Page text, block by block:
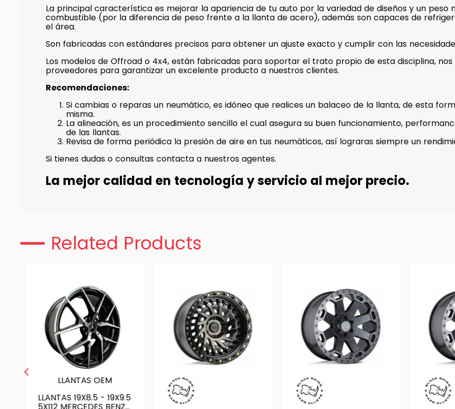
La principal característica es mejorar la apariencia de tu auto por la variedad de diseños y un peso
combustible (por la diferencia de peso frente a la llanta de acero), además son capaces de
el área.
Son fabricadas con estándares precisos para obtener un ajuste exacto y cumplir con las
Los modelos de Offroad o 4x4, están fabricadas para soportar el trato propio de esta disciplina,
proveedores para garantizar un excelente producto a nuestros clientes.
Recomendaciones:
Si cambias o reparas un neumático, es idóneo que realices un balaceo de la llanta, de esta
misma.
La alineación, es un procedimiento sencillo el cual asegura su buen funcionamiento,
de las llantas.
Revisa de forma periódica la presión de aire en tus neumáticos, así lograras siempre un
Si tienes dudas o consultas contacta a nuestros agentes.
La mejor calidad en tecnología y servicio al mejor precio.
Related Products
LLANTAS OEM
LLANTAS 19X8.5 - 19X9.5